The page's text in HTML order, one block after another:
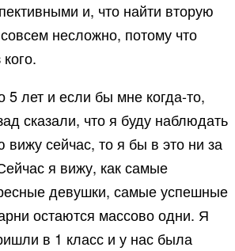
и, что найти вторую
несложно, потому что
лет и если бы мне когда-то,
сказали, что я буду наблюдать
вижу сейчас, то я бы в это ни за
я вижу, как самые
девушки, самые успешные
остаются массово одни. Я
в 1 класс и у нас была